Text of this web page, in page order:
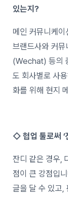
있는지?
메인 커뮤니케
브랜드사와 커
(Wechat) 등의
도 회사별로 사
화를 위해 현지
◇협업 툴로써
잔디 같은 경우,
점이 큰 강점입
글을 달 수 있고,